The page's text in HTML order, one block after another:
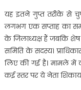
यह इतने गुप्त तरीके से
लगभग एक सप्ताह का
के जिलाध्यक्ष हैं जबकि शेष
समिति के सदस्य।
लिए की गई है। मामले में
कई स्तर पर ये नेता